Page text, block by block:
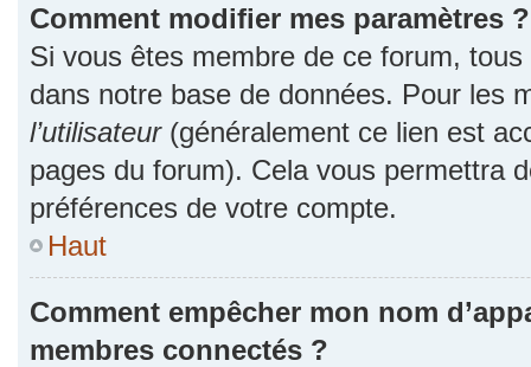
Comment modifier mes paramètres ?
Si vous êtes membre de ce forum,
dans notre base de données. Pour les
l’utilisateur(généralement ce lien est
pages du forum). Cela vous permettra
préférences de votre compte.
Haut
Comment empêcher mon nom
membres connectés ?